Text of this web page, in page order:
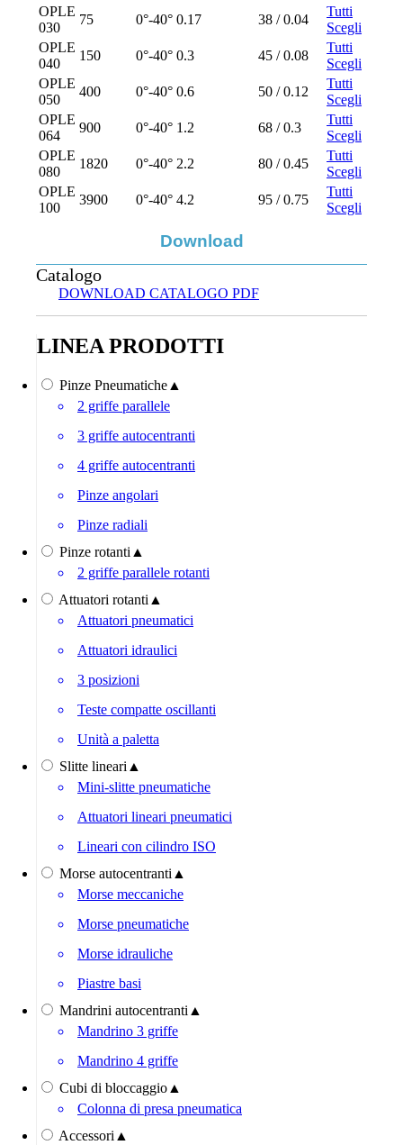
OPLE
030
75 0°-40° 0.17 38 / 0.04
Tutti
Scegli
OPLE
040
150 0°-40° 0.3 45 / 0.08
Tutti
Scegli
OPLE
050
400 0°-40° 0.6 50 / 0.12
Tutti
Scegli
OPLE
064
900 0°-40° 1.2 68 / 0.3
Tutti
Scegli
OPLE
080
1820 0°-40° 2.2 80 / 0.45
Tutti
Scegli
OPLE
100
3900 0°-40° 4.2 95 / 0.75
Tutti
Scegli
Download
Catalogo
DOWNLOAD CATALOGO PDF
LINEA PRODOTTI
Pinze Pneumatiche▲
2 griffe parallele
3 griffe autocentranti
4 griffe autocentranti
Pinze angolari
Pinze radiali
Pinze rotanti▲
2 griffe parallele rotanti
Attuatori rotanti▲
Attuatori pneumatici
Attuatori idraulici
3 posizioni
Teste compatte oscillanti
Unità a paletta
Slitte lineari▲
Mini-slitte pneumatiche
Attuatori lineari pneumatici
Lineari con cilindro ISO
Morse autocentranti▲
Morse meccaniche
Morse pneumatiche
Morse idrauliche
Piastre basi
Mandrini autocentranti▲
Mandrino 3 griffe
Mandrino 4 griffe
Cubi di bloccaggio▲
Colonna di presa pneumatica
Accessori▲